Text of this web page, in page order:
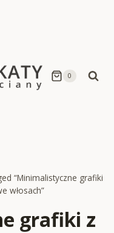
0
“Minimalistyczne grafiki
włosach”
grafiki z